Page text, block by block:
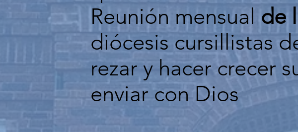
Reunión mensualde
diócesis cursillistas
rezar y hacer crecer
enviar con Dios